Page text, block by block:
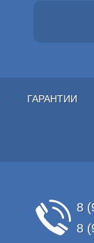
ГАРАНТИИ
8
8